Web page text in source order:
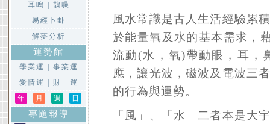
耳嗚
鵲噪
易經卜卦
解夢分析
運勢館
學業運
事業運
愛情運
財 運
年
月 週 日
專題報導
風水常識是古人生活經驗累
於能量氧及水的基本需求，
流動(水，氧)帶動眼，耳，
應，讓光波，磁波及電波三
的行為與運勢。
「風」、「水」二者本是大